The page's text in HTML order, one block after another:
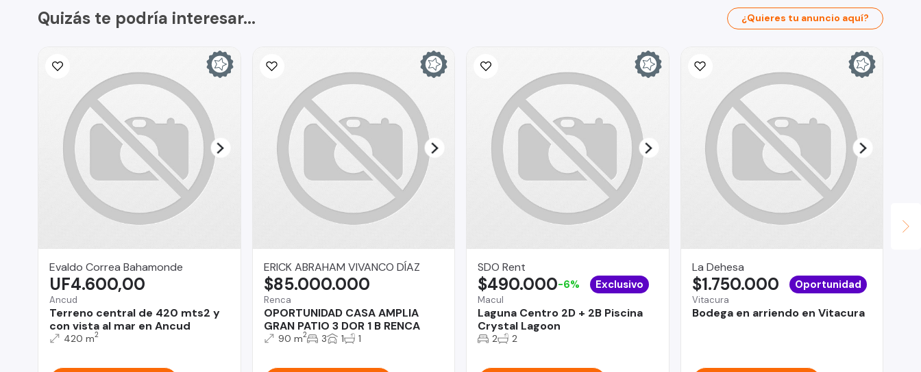
Quizás te podría interesar... ¿Quieres tu anuncio aquí?
Evaldo Correa Bahamonde
Ancud
Terreno central de 420 mts2 y
con vista al mar en Ancud
UF4.600,00
420 m2
ERICK ABRAHAM VIVANCO DÍAZ
Renca
OPORTUNIDAD CASA AMPLIA
GRAN PATIO 3 DOR 1 B RENCA
$85.000.000
90 m2 3 1 1
SDO Rent
Macul
Laguna Centro 2D + 2B Piscina
Crystal Lagoon
$490.000-6% Exclusivo
2 2
La Dehesa
Vitacura
Bodega en arriendo en Vitacura
$1.750.000 Oportunidad